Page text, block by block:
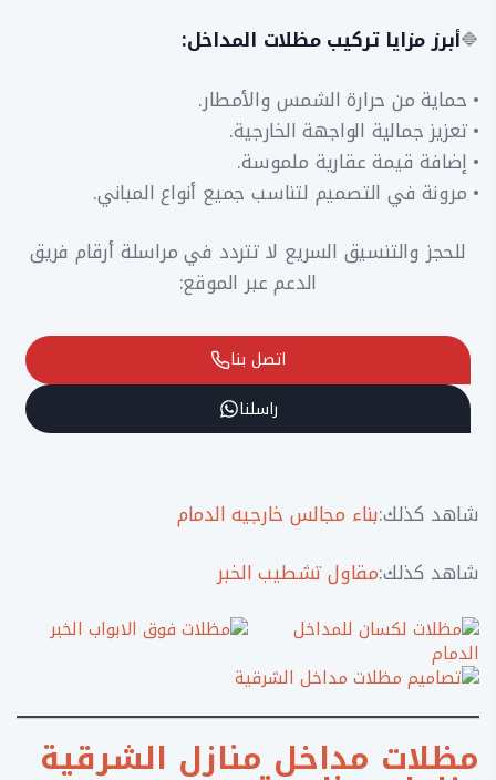
🔷أبرز مزايا تركيب مظلات المداخل:
• حماية من حرارة الشمس والأمطار.
• تعزيز جمالية الواجهة الخارجية.
• إضافة قيمة عقارية ملموسة.
• مرونة في التصميم لتناسب جميع أنواع المباني.
للحجز والتنسيق السريع لا تتردد في مراسلة أرقام فريق
الدعم عبر الموقع:
اتصل بنا
راسلنا
شاهد كذلك:بناء مجالس خارجيه الدمام
شاهد كذلك:مقاول تشطيب الخبر
مظلات مداخل منازل الشرقية